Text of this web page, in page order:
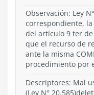
Observación: Ley
correspondiente, la
del artículo 9 ter de
que el recurso de
ante la misma
procedimiento por
Descriptores: Mal
(Ley N°